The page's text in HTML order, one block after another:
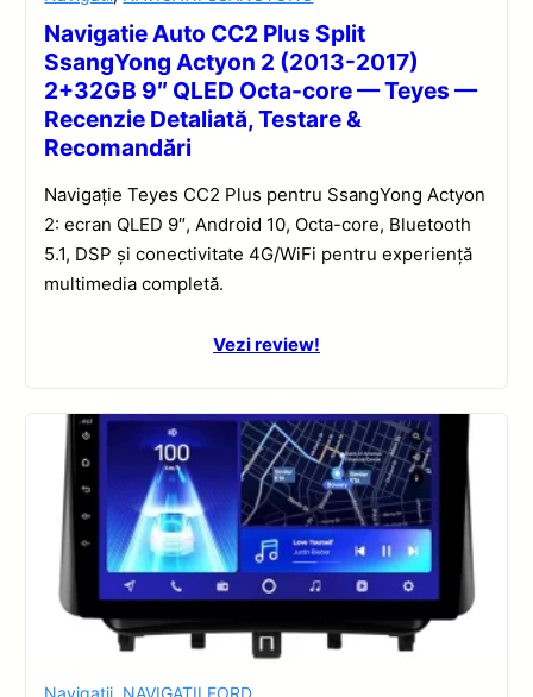
Navigatie Auto CC2 Plus Split
SsangYong Actyon 2 (2013-2017)
2+32GB 9″ QLED Octa-core — Teyes —
Recenzie Detaliată, Testare &
Recomandări
Navigație Teyes CC2 Plus pentru SsangYong Actyon
2: ecran QLED 9″, Android 10, Octa-core, Bluetooth
5.1, DSP și conectivitate 4G/WiFi pentru experiență
multimedia completă.
Vezi review!
Navigatii, NAVIGATII FORD